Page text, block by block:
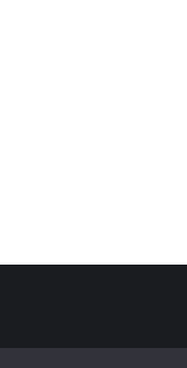
Politique de confidentialité